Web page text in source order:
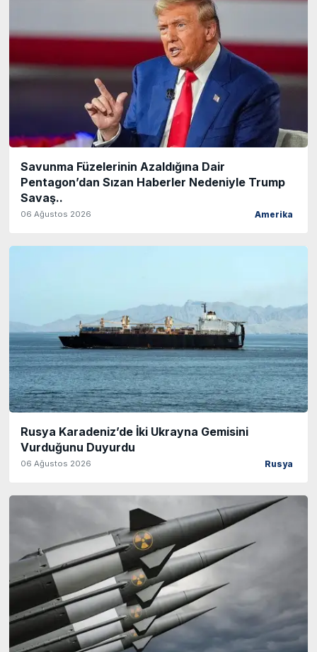
Savunma Füzelerinin Azaldığına Dair
Pentagon’dan Sızan Haberler Nedeniyle Trump
Savaş..
06 Ağustos 2026 Amerika
Rusya Karadeniz’de İki Ukrayna Gemisini
Vurduğunu Duyurdu
06 Ağustos 2026 Rusya